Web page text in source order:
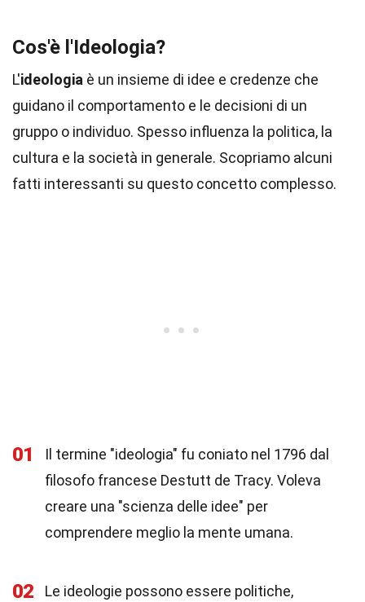
Cos'è l'Ideologia?
L'ideologia è un insieme di idee e credenze che
guidano il comportamento e le decisioni di un
gruppo o individuo. Spesso influenza la politica, la
cultura e la società in generale. Scopriamo alcuni
fatti interessanti su questo concetto complesso.
01
Il termine "ideologia" fu coniato nel 1796 dal
filosofo francese Destutt de Tracy. Voleva
creare una "scienza delle idee" per
comprendere meglio la mente umana.
02
Le ideologie possono essere politiche,